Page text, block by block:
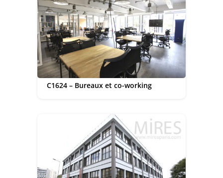
C1624 – Bureaux et co-working